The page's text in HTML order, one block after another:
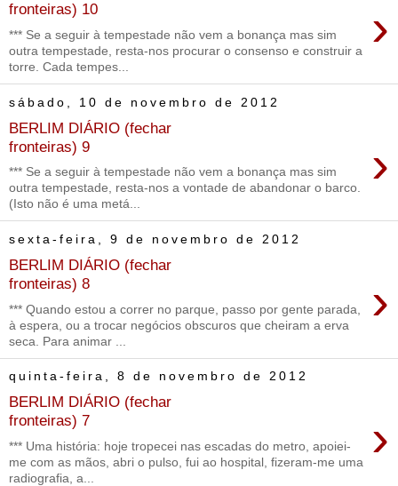
fronteiras) 10 ›
*** Se a seguir à tempestade não vem a bonança mas sim
outra tempestade, resta-nos procurar o consenso e construir a
torre. Cada tempes...
sábado, 10 de novembro de 2012
BERLIM DIÁRIO (fechar
fronteiras) 9
›
*** Se a seguir à tempestade não vem a bonança mas sim
outra tempestade, resta-nos a vontade de abandonar o barco.
(Isto não é uma metá...
sexta-feira, 9 de novembro de 2012
BERLIM DIÁRIO (fechar
fronteiras) 8
›
*** Quando estou a correr no parque, passo por gente parada,
à espera, ou a trocar negócios obscuros que cheiram a erva
seca. Para animar ...
quinta-feira, 8 de novembro de 2012
BERLIM DIÁRIO (fechar
fronteiras) 7
›
*** Uma história: hoje tropecei nas escadas do metro, apoiei-
me com as mãos, abri o pulso, fui ao hospital, fizeram-me uma
radiografia, a...